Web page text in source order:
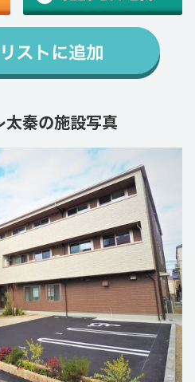
太秦の施設写真